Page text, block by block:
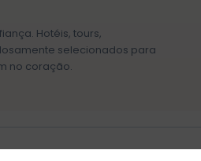
Hotéis, tours,
selecionados para
no coração.